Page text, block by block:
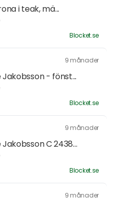
i teak, mä...
Blocket.se
9 månader
- fönst...
Blocket.se
9 månader
C 2438...
Blocket.se
9 månader